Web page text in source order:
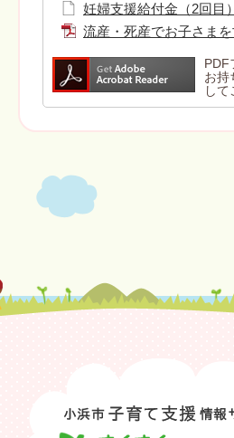
妊婦支援給付金（2回目）
流産・死産でお子さま
PDF
お持
して